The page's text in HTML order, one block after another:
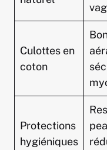
Culottes en
coton
Protections
hygiéniques